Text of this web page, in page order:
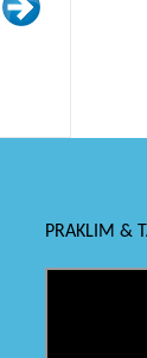
PRAKLIM &